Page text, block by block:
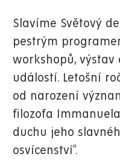
Slavíme Světový
pestrým
workshopů, výstav
událostí. Letošní
od narození
filozofa
duchu jeho
osvícenství“.